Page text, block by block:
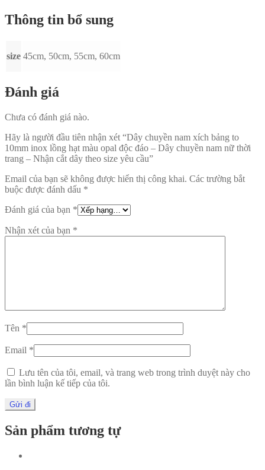
Thông tin bổ sung
size 45cm, 50cm, 55cm, 60cm
Đánh giá
Chưa có đánh giá nào.
Hãy là người đầu tiên nhận xét “Dây chuyền nam xích bảng to
10mm inox lồng hạt màu opal độc đáo – Dây chuyền nam nữ thời
trang – Nhận cắt dây theo size yêu cầu”
Email của bạn sẽ không được hiển thị công khai. Các trường bắt
buộc được đánh dấu *
Đánh giá của bạn *
Nhận xét của bạn *
Tên *
Email *
Lưu tên của tôi, email, và trang web trong trình duyệt này cho
lần bình luận kế tiếp của tôi.
Sản phẩm tương tự